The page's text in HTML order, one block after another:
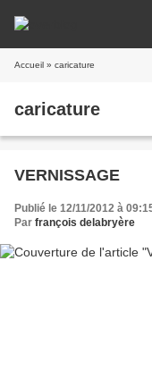
Accueil » caricature
caricature
VERNISSAGE
Publié le 12/11/2012 à
Par françois delabryère